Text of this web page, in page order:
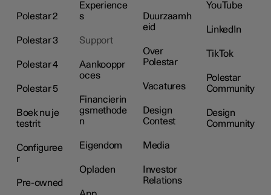
Polestar 2
Polestar 3
Polestar 4
Polestar 5
Boek nu je
testrit
Configuree
r
Pre-owned
Experience
s
Support
Aankooppr
oces
Financierin
gsmethode
n
Eigendom
Opladen
Duurzaamh
eid
Over
Polestar
Vacatures
Design
Contest
Media
Investor
Relations
YouTube
LinkedIn
TikTok
Polestar
Community
Design
Community